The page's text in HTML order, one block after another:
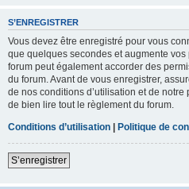
S’ENREGISTRER
Vous devez être enregistré pour vous
que quelques secondes et augmente vos
forum peut également accorder des
du forum. Avant de vous enregistrer,
de nos conditions d’utilisation et de
de bien lire tout le règlement du forum.
Conditions d’utilisation | Politique de
S’enregistrer